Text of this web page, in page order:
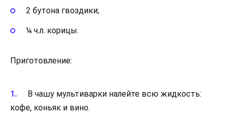
2 бутона гвоздики;
¼ ч.л. корицы.
Приготовление:
В чашу мультиварки налейте всю жидкость:
кофе, коньяк и вино.